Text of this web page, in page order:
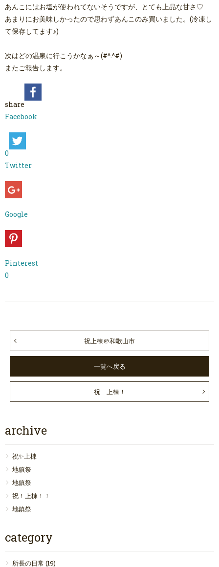
あんこにはお塩が使われてないそうですが、とても上品な甘さ♡
あまりにお美味しかったので思わずあんこのみ買いました。(冷凍し
て保存してます♪)
次はどの温泉に行こうかなぁ～(#^.^#)
またご報告します。
share
Facebook
0
Twitter
Google
Pinterest
0
祝上棟＠和歌山市
一覧へ戻る
祝 上棟！
archive
祝✨上棟
地鎮祭
地鎮祭
祝！上棟！！
地鎮祭
category
所長の日常 (19)